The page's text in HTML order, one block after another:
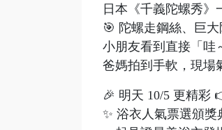
日本《千義陀螺秀》
🎯 陀螺走鋼絲、巨
小朋友看到直接「哇
爸媽拍到手軟，現場
🎉 明天 10/5 更精彩
✨ 浴衣人氣票選頒獎